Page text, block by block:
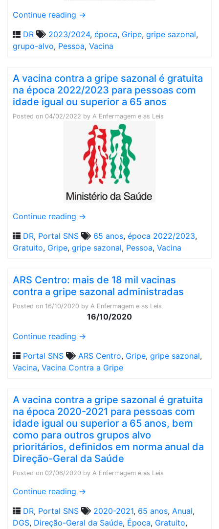
Continue reading →
DR
2023/2024, época, Gripe, gripe sazonal,
grupo-alvo, Pessoa, Vacina
A vacina contra a gripe sazonal é gratuita
na época 2022/2023 para pessoas com
idade igual ou superior a 65 anos
Posted on 04/02/2022 by A Enfermagem e as Leis
Continue reading →
DR, Portal SNS 65 anos, época 2022/2023,
Gratuito, Gripe, gripe sazonal, Pessoa, Vacina
ARS Centro: mais de 18 mil vacinas
contra a gripe sazonal administradas
Posted on 16/10/2020 by A Enfermagem e as Leis
16/10/2020
Continue reading →
Portal SNS
ARS Centro, Gripe, gripe sazonal,
Vacina, Vacina Contra a Gripe
A vacina contra a gripe sazonal é gratuita
na época 2020-2021 para pessoas com
idade igual ou superior a 65 anos, bem
como para outros grupos alvo
prioritários, definidos em norma anual da
Direção-Geral da Saúde
Posted on 02/06/2020 by A Enfermagem e as Leis
Continue reading →
DR, Portal SNS 2020-2021, 65 anos, Anual,
DGS, Direção-Geral da Saúde, Época, Gratuito,